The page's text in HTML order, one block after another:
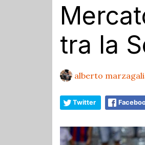
tra la
alberto
Twitter